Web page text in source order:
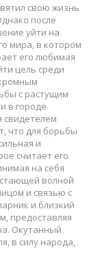
свою жизнь
после
уйти на
мира, в котором
его любимая
цель среди
с растущим
в городе
свидетелем
что для борьбы
и
считает его
на себя
волной
и связью с
и близкий
предоставляя
Окутанный
в силу народа,